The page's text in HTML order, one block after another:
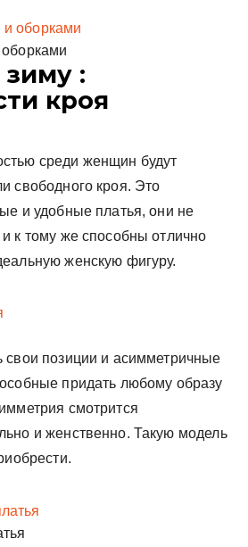
зиму :
кроя
среди женщин будут
свободного кроя. Это
и удобные платья, они не
к тому же способны отлично
женскую фигуру.
свои позиции и асимметричные
придать любому образу
смотрится
и женственно. Такую модель